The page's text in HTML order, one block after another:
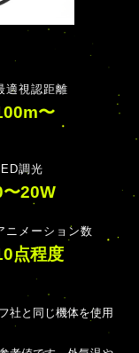
適視認距離
〜
調光
〜20W
ニメーション数
点程度
社と同じ機体を使用